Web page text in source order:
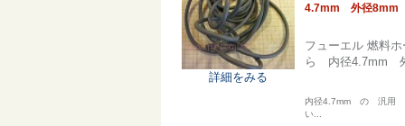
詳細をみる
4.7mm 外径8mm
フューエル 燃
ら 内径4.7mm
内径4.7mm の 汎用 燃
い...